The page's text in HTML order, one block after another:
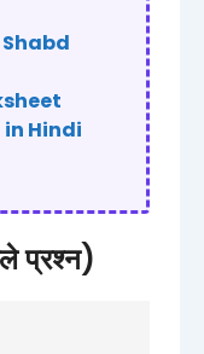
Shabd
in Hindi
प्रश्न)